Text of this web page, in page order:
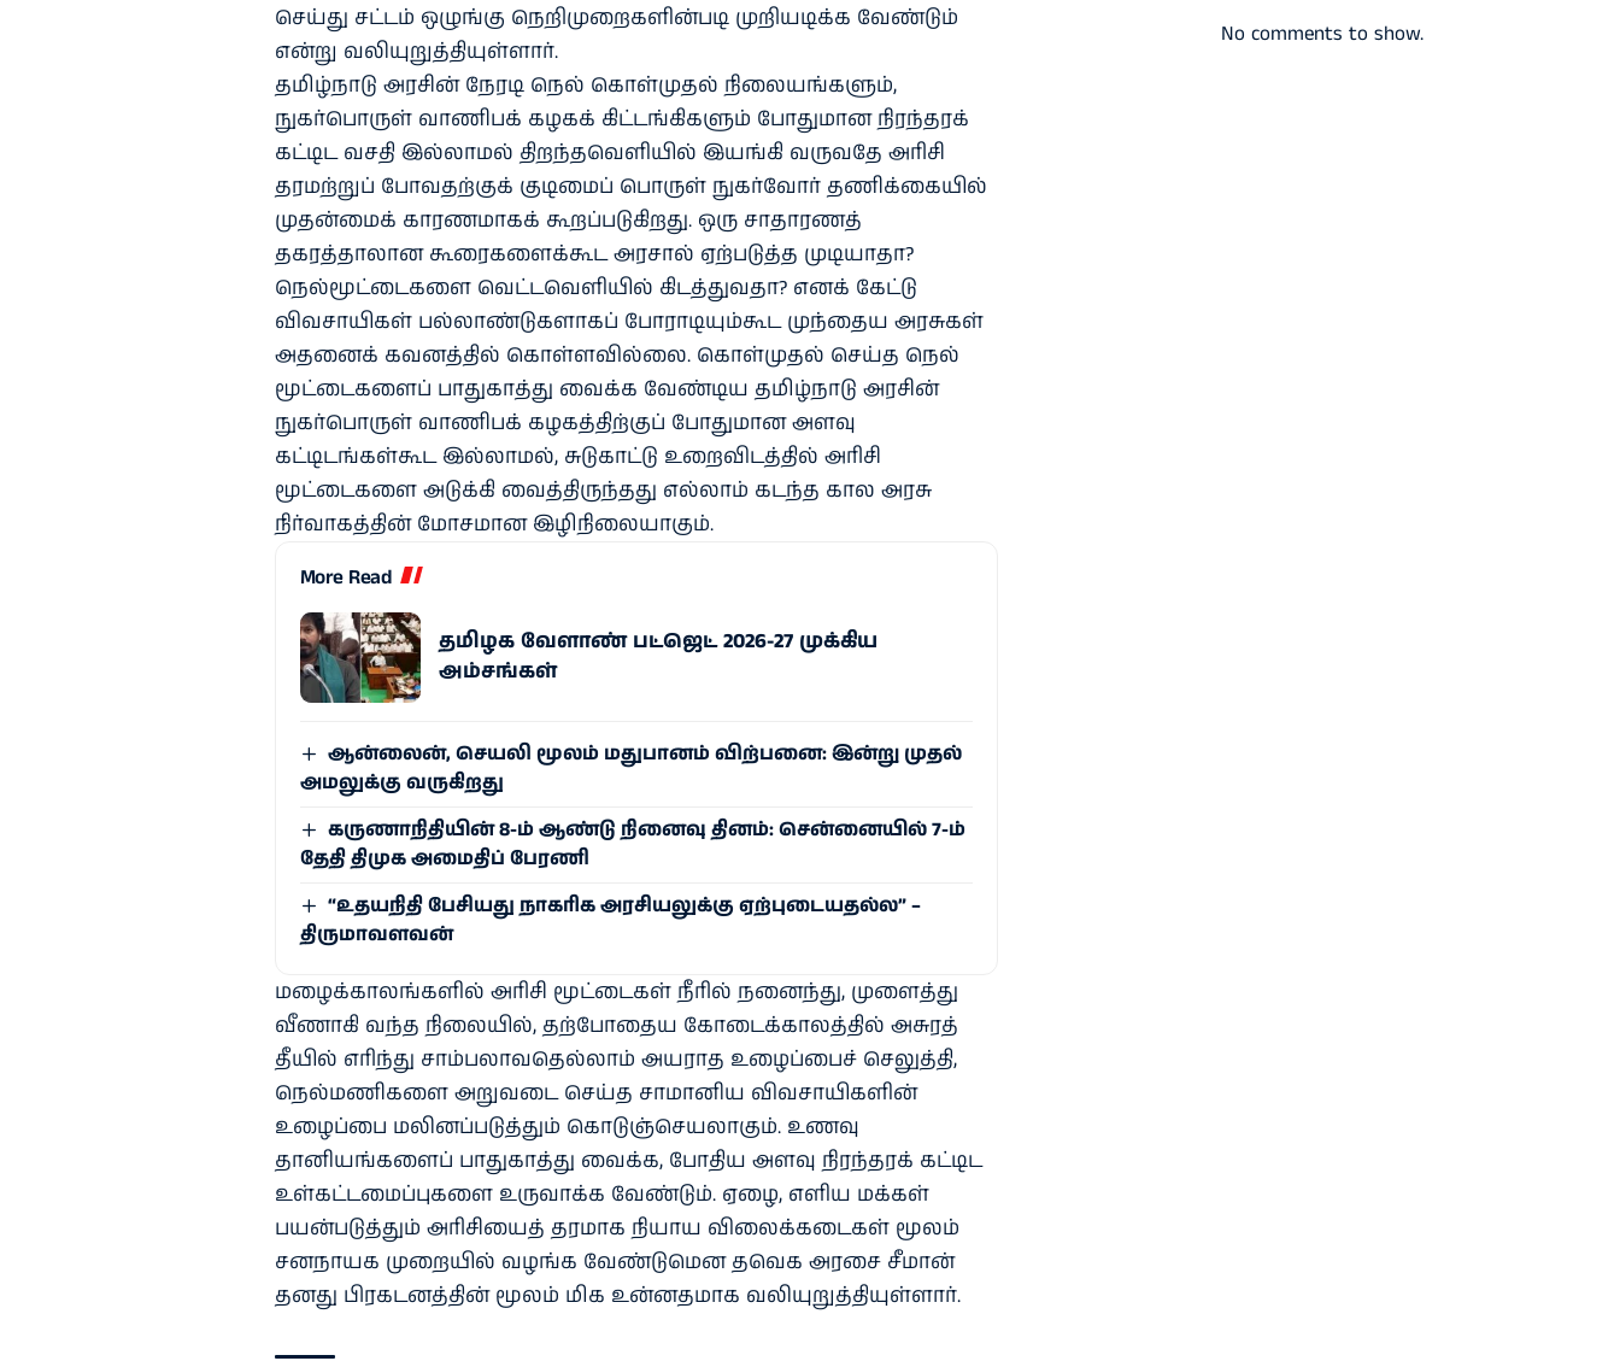
செய்து சட்டம் ஒழுங்கு நெறிமுறைகளின்படி முறியடிக்க வேண்டும்
என்று வலியுறுத்தியுள்ளார்.
தமிழ்நாடு அரசின் நேரடி நெல் கொள்முதல் நிலையங்களும்,
நுகர்பொருள் வாணிபக் கழகக் கிட்டங்கிகளும் போதுமான நிரந்தரக்
கட்டிட வசதி இல்லாமல் திறந்தவெளியில் இயங்கி வருவதே அரிசி
தரமற்றுப் போவதற்குக் குடிமைப் பொருள் நுகர்வோர் தணிக்கையில்
முதன்மைக் காரணமாகக் கூறப்படுகிறது. ஒரு சாதாரணத்
தகரத்தாலான கூரைகளைக்கூட அரசால் ஏற்படுத்த முடியாதா?
நெல்மூட்டைகளை வெட்டவெளியில் கிடத்துவதா? எனக் கேட்டு
விவசாயிகள் பல்லாண்டுகளாகப் போராடியும்கூட முந்தைய அரசுகள்
அதனைக் கவனத்தில் கொள்ளவில்லை. கொள்முதல் செய்த நெல்
மூட்டைகளைப் பாதுகாத்து வைக்க வேண்டிய தமிழ்நாடு அரசின்
நுகர்பொருள் வாணிபக் கழகத்திற்குப் போதுமான அளவு
கட்டிடங்கள்கூட இல்லாமல், சுடுகாட்டு உறைவிடத்தில் அரிசி
மூட்டைகளை அடுக்கி வைத்திருந்தது எல்லாம் கடந்த கால அரசு
நிர்வாகத்தின் மோசமான இழிநிலையாகும்.
More Read
தமிழக வேளாண் பட்ஜெட் 2026-27 முக்கிய
அம்சங்கள்
ஆன்லைன், செயலி மூலம் மதுபானம் விற்பனை: இன்று முதல்
அமலுக்கு வருகிறது
கருணாநிதியின் 8-ம் ஆண்டு நினைவு தினம்: சென்னையில் 7-ம்
தேதி திமுக அமைதிப் பேரணி
“உதயநிதி பேசியது நாகரிக அரசியலுக்கு ஏற்புடையதல்ல” –
திருமாவளவன்
மழைக்காலங்களில் அரிசி மூட்டைகள் நீரில் நனைந்து, முளைத்து
வீணாகி வந்த நிலையில், தற்போதைய கோடைக்காலத்தில் அசுரத்
தீயில் எரிந்து சாம்பலாவதெல்லாம் அயராத உழைப்பைச் செலுத்தி,
நெல்மணிகளை அறுவடை செய்த சாமானிய விவசாயிகளின்
உழைப்பை மலினப்படுத்தும் கொடுஞ்செயலாகும். உணவு
தானியங்களைப் பாதுகாத்து வைக்க, போதிய அளவு நிரந்தரக் கட்டிட
உள்கட்டமைப்புகளை உருவாக்க வேண்டும். ஏழை, எளிய மக்கள்
பயன்படுத்தும் அரிசியைத் தரமாக நியாய விலைக்கடைகள் மூலம்
சனநாயக முறையில் வழங்க வேண்டுமென தவெக அரசை சீமான்
தனது பிரகடனத்தின் மூலம் மிக உன்னதமாக வலியுறுத்தியுள்ளார்.
No comments to show.